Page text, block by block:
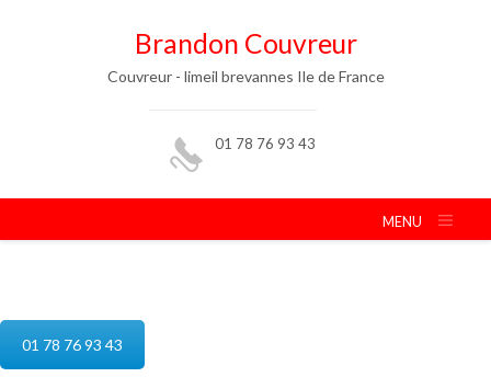
Brandon Couvreur
Couvreur - limeil brevannes Ile de France
01 78 76 93 43
MENU
01 78 76 93 43